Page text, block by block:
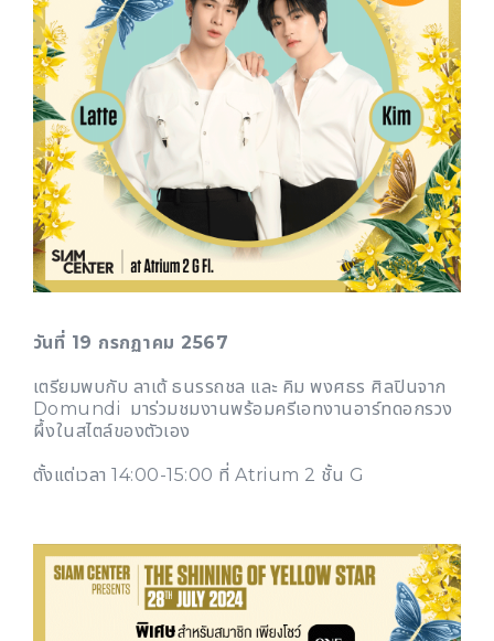
วันที่ 19 กรกฏาคม 2567
เตรียมพบกับ ลาเต้ ธนรรถชล และ คิม พงศธร ศิลปินจาก
Domundi มาร่วมชมงานพร้อมครีเอทงานอาร์ทดอกรวง
ผึ้งในสไตล์ของตัวเอง
ตั้งแต่เวลา 14:00-15:00 ที่ Atrium 2 ชั้น G